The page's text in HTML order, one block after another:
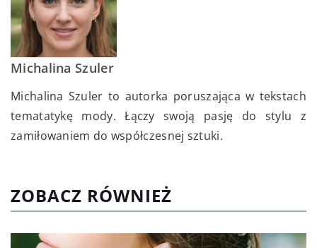
Michalina Szuler
Michalina Szuler to autorka poruszająca w tekstach
tematatykę mody. Łączy swoją pasję do stylu z
zamiłowaniem do współczesnej sztuki.
ZOBACZ RÓWNIEŻ